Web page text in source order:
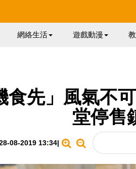
網絡生活 遊戲動漫
食先」風氣不
堂停售
08-2019 13:34|